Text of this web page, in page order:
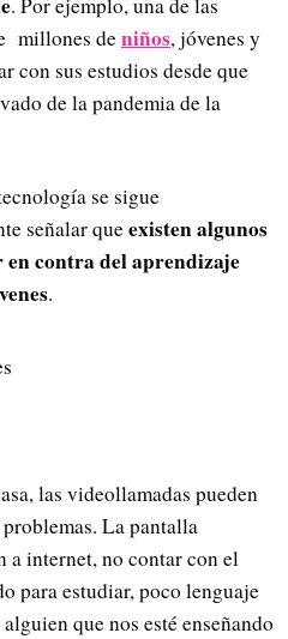
. Por ejemplo, una de las
millones deniños, jóvenes y
con sus estudios desde que
de la pandemia de la
se sigue
señalar queexisten algunos
contra del aprendizaje
.
las videollamadas pueden
La pantalla
a internet, no contar con el
para estudiar, poco lenguaje
que nos esté enseñando